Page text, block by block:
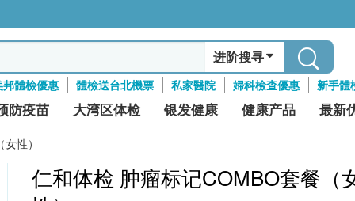
进阶搜寻
邦體檢優惠 體檢送台北機票 私家醫院 婦科檢查優惠 新手體
防疫苗 大湾区体检 银发健康 健康产品 最新
性）
仁和体检 肿瘤标记COMBO套餐（